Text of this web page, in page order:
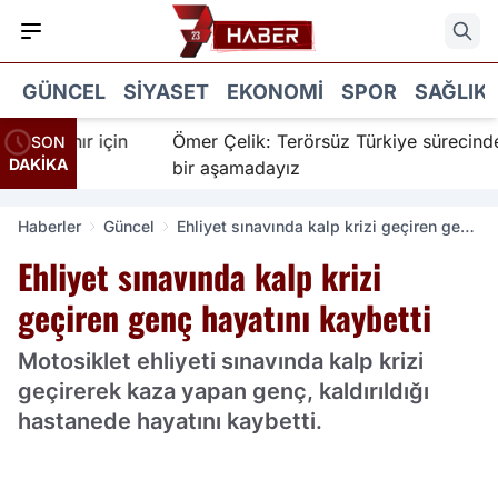
GÜNCEL SIYASET EKONOMI SPOR SAĞLIK
SON
DAKİKA
İnanır için
Ömer Çelik: Terörsüz Türkiye sürecinde
bir aşamadayız
Haberler Güncel
Ehliyet sınavında kalp krizi geçiren genç
Ehliyet sınavında kalp krizi
geçiren genç hayatını kaybetti
Motosiklet ehliyeti sınavında kalp krizi
geçirerek kaza yapan genç, kaldırıldığı
hastanede hayatını kaybetti.